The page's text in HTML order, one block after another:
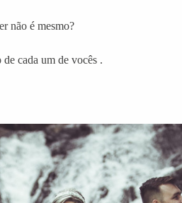
não é mesmo?
cada um de vocês .